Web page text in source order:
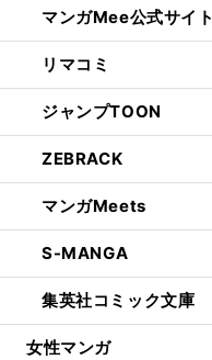
マンガMee公式サイト
リマコミ
ジャンプTOON
ZEBRACK
マンガMeets
S-MANGA
集英社コミック文庫
女性マンガ